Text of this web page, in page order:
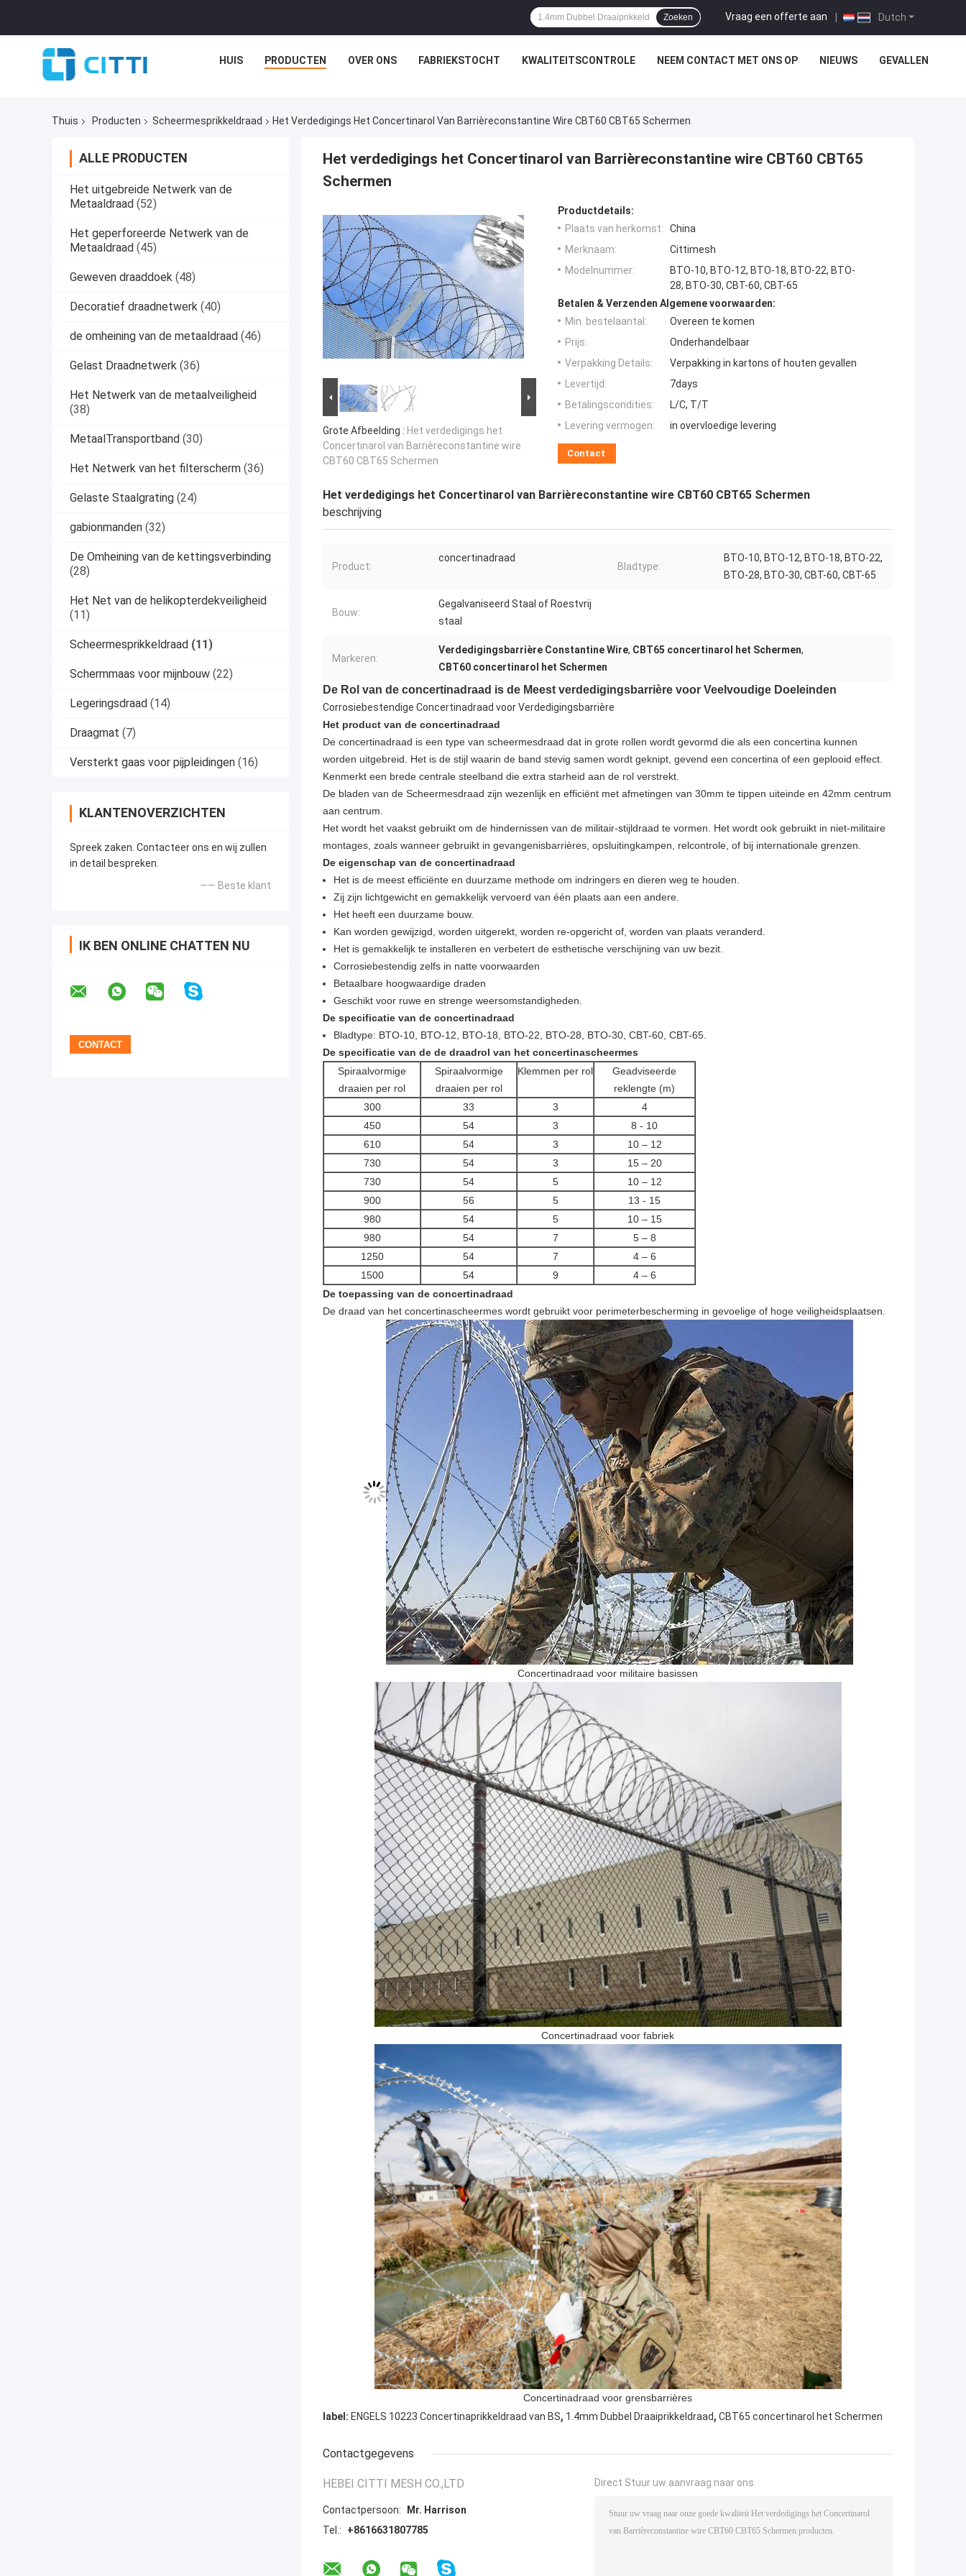
Dutch
Vraag een offerte aan |
Zoeken
HUIS PRODUCTEN OVER ONS FABRIEKSTOCHT KWALITEITSCONTROLE NEEM CONTACT MET ONS OP NIEUWS GEVALLEN
Thuis Producten Scheermesprikkeldraad Het Verdedigings Het Concertinarol Van Barrièreconstantine Wire CBT60 CBT65 Schermen
ALLE PRODUCTEN
Het uitgebreide Netwerk van de
Metaaldraad (52)
Het geperforeerde Netwerk van de
Metaaldraad (45)
Geweven draaddoek (48)
Decoratief draadnetwerk (40)
de omheining van de metaaldraad (46)
Gelast Draadnetwerk (36)
Het Netwerk van de metaalveiligheid
(38)
MetaalTransportband (30)
Het Netwerk van het filterscherm (36)
Gelaste Staalgrating (24)
gabionmanden (32)
De Omheining van de kettingsverbinding
(28)
Het Net van de helikopterdekveiligheid
(11)
Scheermesprikkeldraad (11)
Schermmaas voor mijnbouw (22)
Legeringsdraad (14)
Draagmat (7)
Versterkt gaas voor pijpleidingen (16)
KLANTENOVERZICHTEN
Spreek zaken. Contacteer ons en wij zullen
in detail bespreken.
—— Beste klant
IK BEN ONLINE CHATTEN NU
Het verdedigings het Concertinarol van Barrièreconstantine wire CBT60 CBT65
Schermen
Grote Afbeelding : Het verdedigings het
Concertinarol van Barrièreconstantine wire
CBT60 CBT65 Schermen
Productdetails:
Plaats van herkomst:
China
Merknaam:
Cittimesh
Modelnummer:
BTO-10, BTO-12, BTO-18, BTO-22, BTO-
28, BTO-30, CBT-60, CBT-65
Betalen & Verzenden Algemene voorwaarden:
Min. bestelaantal:
Overeen te komen
Prijs:
Onderhandelbaar
Verpakking Details:
Verpakking in kartons of houten gevallen
Levertijd:
7days
Betalingscondities:
L/C, T/T
Levering vermogen:
in overvloedige levering
Contact
Het verdedigings het Concertinarol van Barrièreconstantine wire CBT60 CBT65 Schermen
beschrijving
Product:
concertinadraad
Bladtype:
BTO-10, BTO-12, BTO-18, BTO-22,
BTO-28, BTO-30, CBT-60, CBT-65
Bouw:
Gegalvaniseerd Staal of Roestvrij
staal
Markeren:
Verdedigingsbarrière Constantine Wire, CBT65 concertinarol het Schermen,
CBT60 concertinarol het Schermen
De Rol van de concertinadraad is de Meest verdedigingsbarrière voor Veelvoudige Doeleinden
Corrosiebestendige Concertinadraad voor Verdedigingsbarrière
Het product van de concertinadraad
De concertinadraad is een type van scheermesdraad dat in grote rollen wordt gevormd die als een concertina kunnen
worden uitgebreid. Het is de stijl waarin de band stevig samen wordt geknipt, gevend een concertina of een geplooid effect.
Kenmerkt een brede centrale steelband die extra starheid aan de rol verstrekt.
De bladen van de Scheermesdraad zijn wezenlijk en efficiënt met afmetingen van 30mm te tippen uiteinde en 42mm centrum
aan centrum.
Het wordt het vaakst gebruikt om de hindernissen van de militair-stijldraad te vormen. Het wordt ook gebruikt in niet-militaire
montages, zoals wanneer gebruikt in gevangenisbarrières, opsluitingkampen, relcontrole, of bij internationale grenzen.
De eigenschap van de concertinadraad
Het is de meest efficiënte en duurzame methode om indringers en dieren weg te houden.
Zij zijn lichtgewicht en gemakkelijk vervoerd van één plaats aan een andere.
Het heeft een duurzame bouw.
Kan worden gewijzigd, worden uitgerekt, worden re-opgericht of, worden van plaats veranderd.
Het is gemakkelijk te installeren en verbetert de esthetische verschijning van uw bezit.
Corrosiebestendig zelfs in natte voorwaarden
Betaalbare hoogwaardige draden
Geschikt voor ruwe en strenge weersomstandigheden.
De specificatie van de concertinadraad
Bladtype: BTO-10, BTO-12, BTO-18, BTO-22, BTO-28, BTO-30, CBT-60, CBT-65.
De specificatie van de de draadrol van het concertinascheermes
Spiraalvormige
draaien per rol
Spiraalvormige
draaien per rol
Klemmen per rol
Geadviseerde
reklengte (m)
300
33 3
4
450
54 3
8 - 10
610
54 3
10 – 12
730
54 3
15 – 20
730
54 5
10 – 12
900
56 5
13 - 15
980
54 5
10 – 15
980
54 7
5 – 8
1250
54 7
4 – 6
1500
54 9
4 – 6
De toepassing van de concertinadraad
De draad van het concertinascheermes wordt gebruikt voor perimeterbescherming in gevoelige of hoge veiligheidsplaatsen.
Concertinadraad voor militaire basissen
Concertinadraad voor fabriek
Concertinadraad voor grensbarrières
label: ENGELS 10223 Concertinaprikkeldraad van BS, 1.4mm Dubbel Draaiprikkeldraad, CBT65 concertinarol het Schermen
Contactgegevens
HEBEI CITTI MESH CO.,LTD
Contactpersoon:
Mr. Harrison
Tel.:
+8616631807785
Direct Stuur uw aanvraag naar ons